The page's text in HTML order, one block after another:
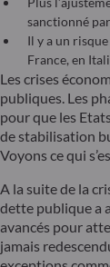
sanctionné
Il y a un
France, en
Les crises
publiques. Les
pour que les
de stabilisation
Voyons ce qui
A la suite de la
dette publique a
avancés pour
jamais